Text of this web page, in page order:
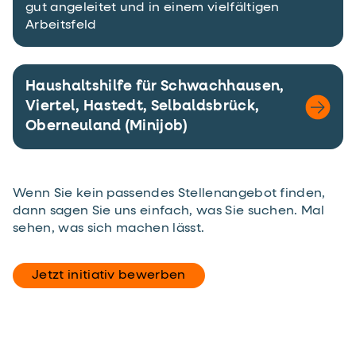
gut angeleitet und in einem vielfältigen
Arbeitsfeld
Haushaltshilfe für Schwachhausen,
Viertel, Hastedt, Selbaldsbrück,
Oberneuland (Minijob)
Wenn Sie kein passendes Stellenangebot finden,
dann sagen Sie uns einfach, was Sie suchen. Mal
sehen, was sich machen lässt.
Jetzt initiativ bewerben